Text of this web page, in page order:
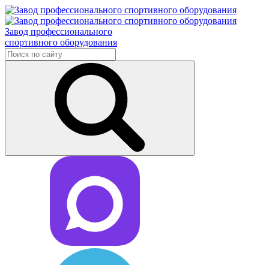
Завод профессионального
спортивного оборудования